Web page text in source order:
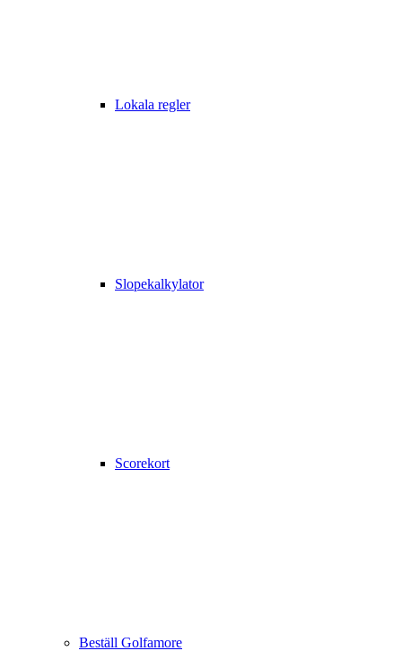
Lokala regler
Slopekalkylator
Scorekort
Beställ Golfamore